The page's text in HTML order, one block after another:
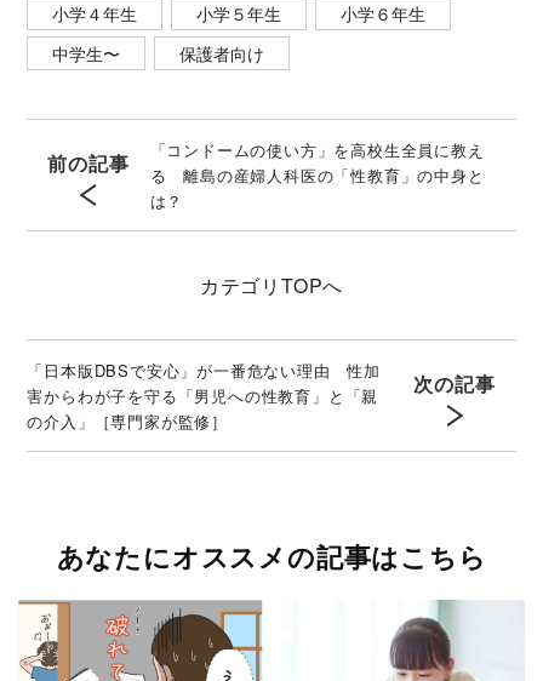
小学４年生
小学５年生
小学６年生
中学生〜
保護者向け
前の記事
「コンドームの使い方」を高校生全員に教え
る 離島の産婦人科医の「性教育」の中身と
は？
カテゴリ TOPへ
「日本版DBSで安心」が一番危ない理由 性加
害からわが子を守る「男児への性教育」と「親
の介入」［専門家が監修］
次の記事
あなたにオススメの記事はこちら